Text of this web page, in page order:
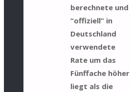
berechnete und
“offiziell” in
Deutschland
verwendete
Rate um das
Fünffache höher
liegt als die